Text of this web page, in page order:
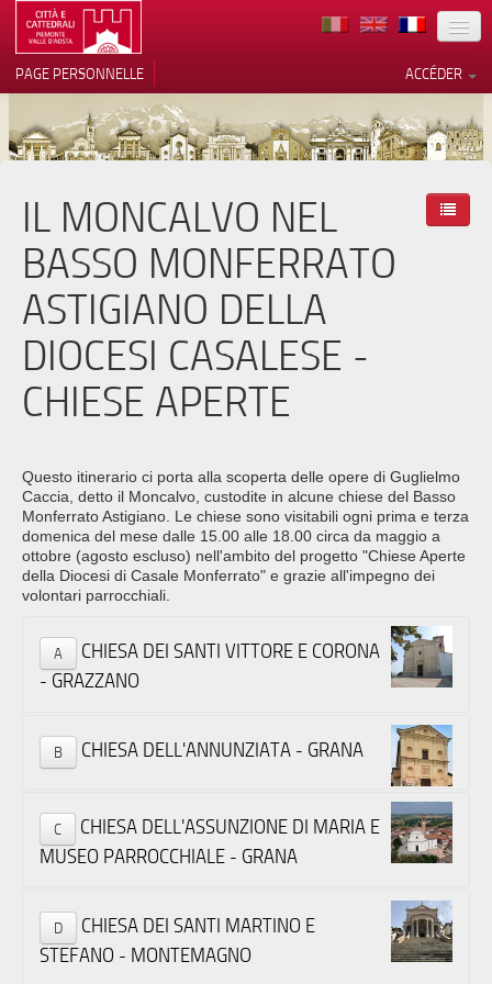
TERRITOIRE
ARCHITECTURE
EVÉNEMENTS
ACCUEIL
BÉNÉVOLES
CONTACTS
ACCÉDER
PAGE PERSONNELLE
IL MONCALVO NEL
BASSO MONFERRATO
ASTIGIANO DELLA
DIOCESI CASALESE -
CHIESE APERTE
Questo itinerario ci porta alla scoperta delle opere di Guglielmo
Caccia, detto il Moncalvo, custodite in alcune chiese del Basso
Monferrato Astigiano. Le chiese sono visitabili ogni prima e terza
domenica del mese dalle 15.00 alle 18.00 circa da maggio a
ottobre (agosto escluso) nell'ambito del progetto "Chiese Aperte
della Diocesi di Casale Monferrato" e grazie all'impegno dei
volontari parrocchiali.
A
CHIESA DEI SANTI VITTORE E CORONA
- GRAZZANO
B CHIESA DELL'ANNUNZIATA - GRANA
C
CHIESA DELL'ASSUNZIONE DI MARIA E
MUSEO PARROCCHIALE - GRANA
D
CHIESA DEI SANTI MARTINO E
STEFANO - MONTEMAGNO
Notification lors de la collecte
Vos choix en matière de
confidentialité